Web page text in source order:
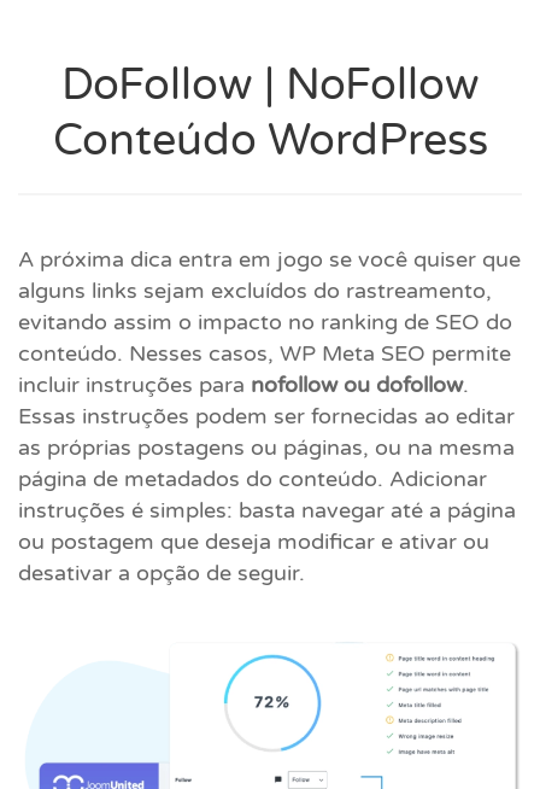
DoFollow | NoFollow
Conteúdo WordPress
A próxima dica entra em jogo se você quiser que
alguns links sejam excluídos do rastreamento,
evitando assim o impacto no ranking de SEO do
conteúdo. Nesses casos, WP Meta SEO permite
incluir instruções para nofollow ou dofollow.
Essas instruções podem ser fornecidas ao editar
as próprias postagens ou páginas, ou na mesma
página de metadados do conteúdo. Adicionar
instruções é simples: basta navegar até a página
ou postagem que deseja modificar e ativar ou
desativar a opção de seguir.